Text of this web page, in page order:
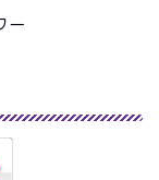
ー